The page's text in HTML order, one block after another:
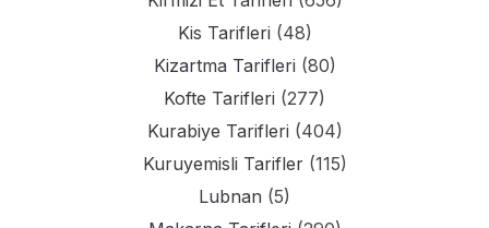
Kis Tarifleri (48)
Kizartma Tarifleri (80)
Kofte Tarifleri (277)
Kurabiye Tarifleri (404)
Kuruyemisli Tarifler(115)
Lubnan (5)